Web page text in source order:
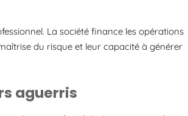
La société finance les opérations
du risque et leur capacité à générer
aguerris